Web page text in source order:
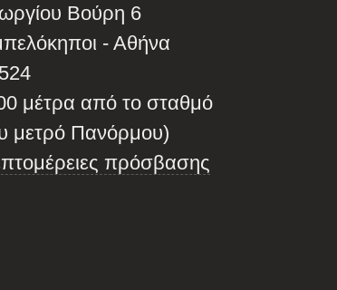
Βούρη 6
- Αθήνα
μέτρα από το σταθμό
μετρό Πανόρμου)
πρόσβασης